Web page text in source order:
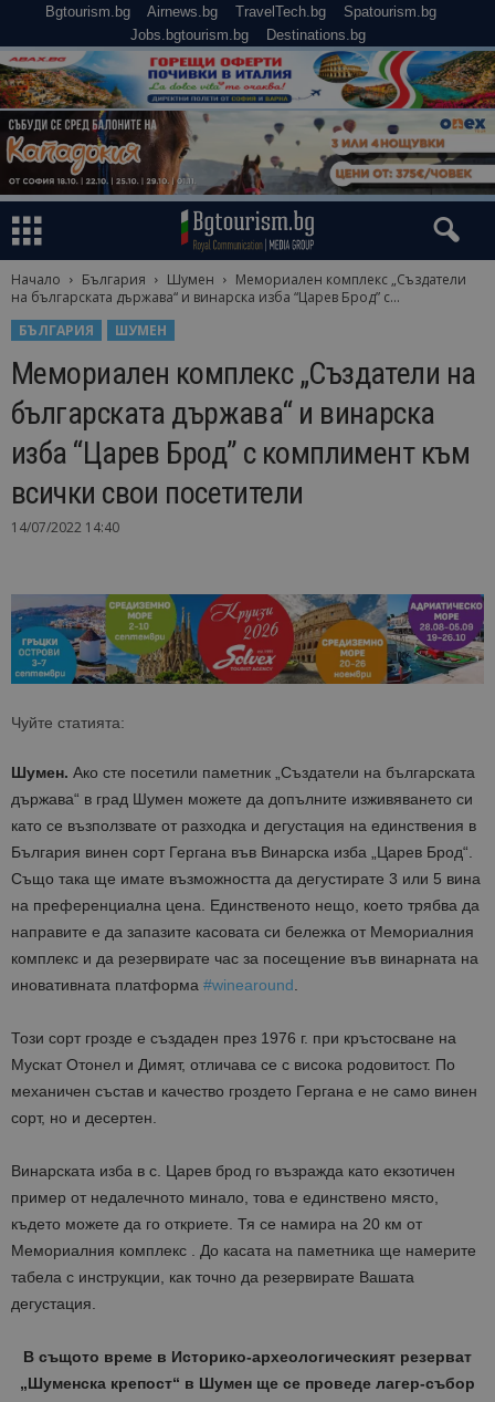
Bgtourism.bg Airnews.bg TravelTech.bg
Spatourism.bg
Jobs.bgtourism.bg
Destinations.bg
Начало България Шумен
Мемориален комплекс „Създатели
на българската държава“ и винарска изба “Царев Брод” с...
БЪЛГАРИЯ
ШУМЕН
Мемориален комплекс „Създатели на
българската държава“ и винарска
изба “Царев Брод” с комплимент към
всички свои посетители
14/07/2022 14:40
Чуйте статията:
Шумен. Ако сте посетили паметник „Създатели на българската
държава“ в град Шумен можете да допълните изживяването си
като се възползвате от разходка и дегустация на единствения в
България винен сорт Гергана във Винарска изба „Царев Брод“.
Също така ще имате възможността да дегустирате 3 или 5 вина
на преференциална цена. Единственото нещо, което трябва да
направите е да запазите касовата си бележка от Мемориалния
комплекс и да резервирате час за посещение във винарната на
иновативната платформа #winearound.
Този сорт грозде е създаден през 1976 г. при кръстосване на
Мускат Отонел и Димят, отличава се с висока родовитост. По
механичен състав и качество гроздето Гергана е не само винен
сорт, но и десертен.
Винарската изба в с. Царев брод го възражда като екзотичен
пример от недалечното минало, това е единствено място,
където можете да го откриете. Тя се намира на 20 км от
Мемориалния комплекс . До касата на паметника ще намерите
табела с инструкции, как точно да резервирате Вашата
дегустация.
В същото време в Историко-археологическият резерват
„Шуменска крепост“ в Шумен ще се проведе лагер-събор